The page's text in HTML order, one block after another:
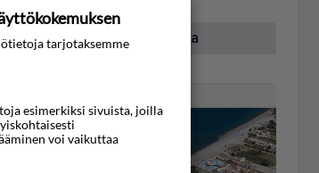
tätä nähdäksesi arvosteluja
tarjotaksemme
esimerkiksi sivuista, joilla
voi vaikuttaa